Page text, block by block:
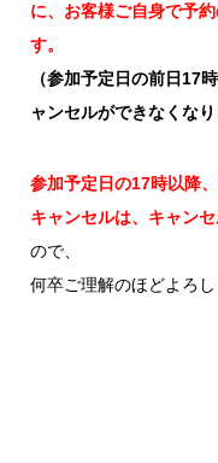
に、お客様ご自身で予
す。
（参加予定日の前日17
ャンセルができなくなり
参加予定日の17時以降
キャンセルは、キャン
ので、
何卒ご理解のほどよろし